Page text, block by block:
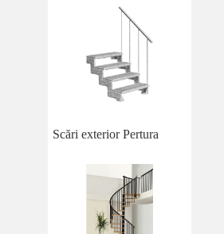
Scări exterior Pertura